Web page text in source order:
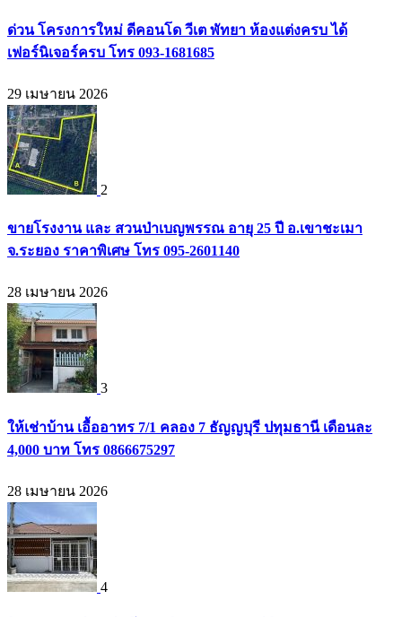
ด่วน โครงการใหม่ ดีคอนโด วีเต พัทยา ห้องแต่งครบ ได้
เฟอร์นิเจอร์ครบ โทร 093-1681685
29 เมษายน 2026
2
ขายโรงงาน และ สวนป่าเบญพรรณ อายุ 25 ปี อ.เขาชะเมา
จ.ระยอง ราคาพิเศษ โทร 095-2601140
28 เมษายน 2026
3
ให้เช่าบ้าน เอื้ออาทร 7/1 คลอง 7 ธัญญบุรี ปทุมธานี เดือนละ
4,000 บาท โทร 0866675297
28 เมษายน 2026
4